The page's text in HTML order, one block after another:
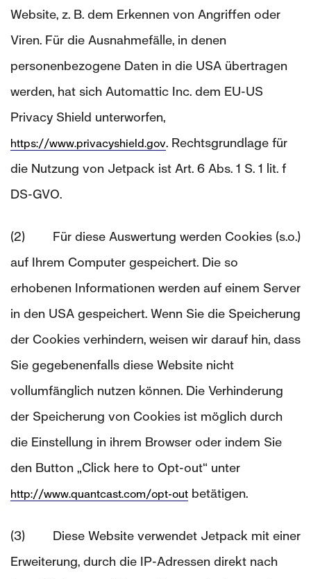
Website, z. B. dem Erkennen von Angriffen oder
Viren. Für die Ausnahmefälle, in denen
personenbezogene Daten in die USA übertragen
werden, hat sich Automattic Inc. dem EU-US
Privacy Shield unterworfen,
https://www.privacyshield.gov. Rechtsgrundlage für
die Nutzung von Jetpack ist Art. 6 Abs. 1 S. 1 lit. f
DS-GVO.
(2) Für diese Auswertung werden Cookies (s.o.)
auf Ihrem Computer gespeichert. Die so
erhobenen Informationen werden auf einem Server
in den USA gespeichert. Wenn Sie die Speicherung
der Cookies verhindern, weisen wir darauf hin, dass
Sie gegebenenfalls diese Website nicht
vollumfänglich nutzen können. Die Verhinderung
der Speicherung von Cookies ist möglich durch
die Einstellung in ihrem Browser oder indem Sie
den Button „Click here to Opt-out“ unter
http://www.quantcast.com/opt-out betätigen.
(3) Diese Website verwendet Jetpack mit einer
Erweiterung, durch die IP-Adressen direkt nach